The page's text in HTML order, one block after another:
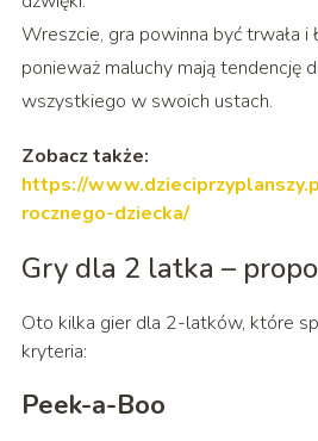
Wreszcie, gra powinna być trwała i
ponieważ maluchy mają tendencję
wszystkiego w swoich ustach.
Zobacz także:
https://
rocznego-dziecka/
Gry dla 2 latka –
Oto kilka gier dla 2-latków, które
kryteria:
Peek-a-Boo